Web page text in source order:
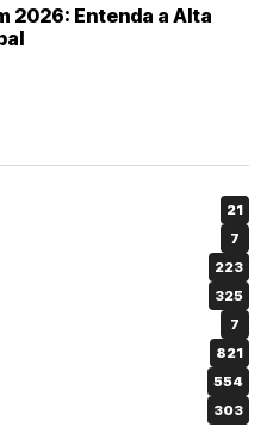
2026: Entenda a Alta
21
7
223
325
7
821
554
303